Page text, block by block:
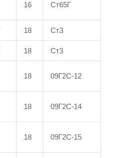
16 Ст65Г
18 Ст3
18 Ст3
18 09Г2С-12
18 09Г2С-14
18 09Г2С-15